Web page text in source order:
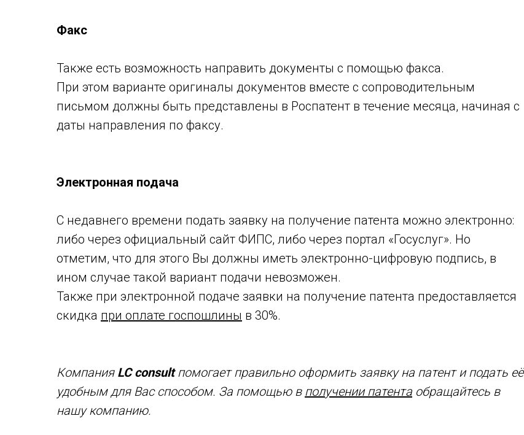
Факс
Также есть возможность направить документы с помощью факса.
При этом варианте оригиналы документов вместе с сопроводительным
письмом должны быть представлены в Роспатент в течение месяца, начиная с
даты направления по факсу.
Электронная подача
С недавнего времени подать заявку на получение патента можно электронно:
либо через официальный сайт ФИПС, либо через портал «Госуслуг». Но
отметим, что для этого Вы должны иметь электронно-цифровую подпись, в
ином случае такой вариант подачи невозможен.
Также при электронной подаче заявки на получение патента предоставляется
скидка при оплате госпошлины в 30%.
Компания LC consultпомогает правильно оформить заявку на патент и подать её
удобным для Вас способом. За помощью в получении патента обращайтесь в
нашу компанию.